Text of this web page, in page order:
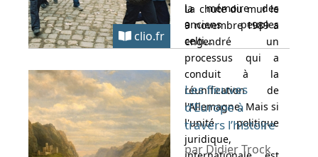
la mémoire des
anciens peuples
celti...
clio.fr
La chute du mur le
9 novembre 1989 a
engendré un
processus qui a
conduit à la
réunification de
l'Allemagne. Mais si
l'unité politique
juridique,
Les fleuves
d’Europe à
travers l’histoire
par Didier Trock